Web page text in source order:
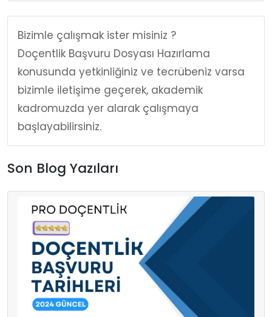
Bizimle çalışmak ister misiniz ?
Doçentlik Başvuru Dosyası Hazırlama
konusunda yetkinliğiniz ve tecrübeniz varsa
bizimle iletişime geçerek, akademik
kadromuzda yer alarak çalışmaya
başlayabilirsiniz.
Son Blog Yazıları